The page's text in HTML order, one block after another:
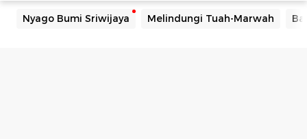
Nyago Bumi Sriwijaya Melindungi Tuah-Marwah